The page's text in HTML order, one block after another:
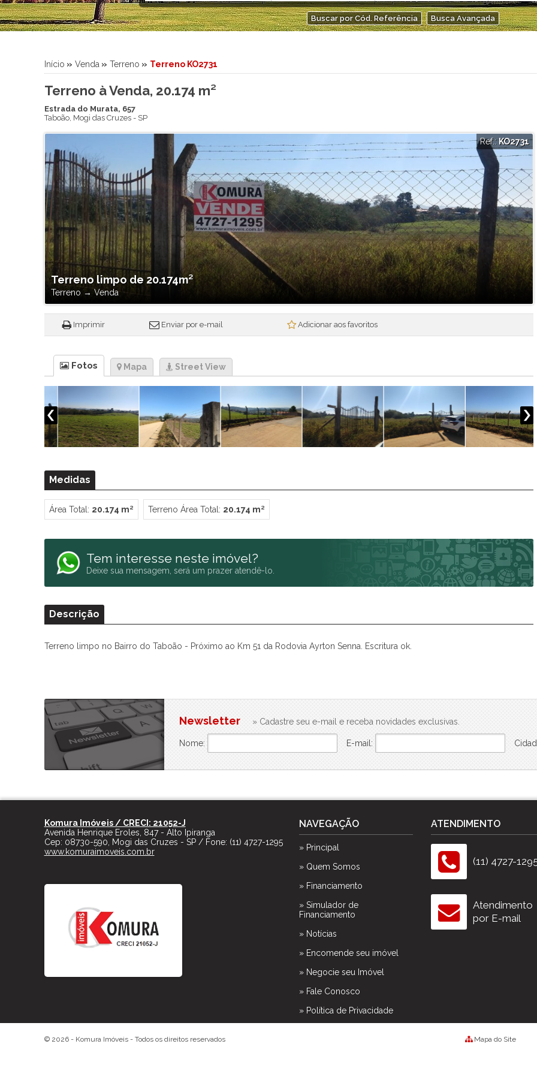
Sítio
Sobrado
Terreno em Condomínio
Condominio Privilege
Condomínio Real Park Vila Oliveira
Helbor Spazio Club
Helbor Varandas Ipoema
Lumiere Lifetime Home
Matisse
Milenium 1
Milennium II
Milennium III
Mogi Plaza
Morada Mineira
Mosaico da Serra
Mosaico Essence
Mosaico Horizontes
Praças Ipoema
Real Park - Mogi II
Recantos dos Pinheiros
Res. Smart Flat Hotel Residence
Summer Sun
Tulum
Vista Linda
Buscar por Cód. Referência Busca Avançada
Início » Venda » Terreno » Terreno KO2731
Terreno à Venda, 20.174 m²
Estrada do Murata, 657
Taboão, Mogi das Cruzes- SP
Terreno limpo de 20.174m²
Terreno → Venda
Ref.:KO2731
Imprimir Enviar por e-mail Adicionar aos favoritos
Fotos Mapa Street View
Medidas
Área Total: 20.174 m² Terreno Área Total: 20.174 m²
Tem interesse neste imóvel?
Deixe sua mensagem, será um prazer atendê-lo.
Descrição
Terreno limpo no Bairro do Taboão - Próximo ao Km 51 da Rodovia Ayrton Senna. Escritura ok.
Newsletter » Cadastre seu e-mail e receba novidades exclusivas.
Nome: E-mail:
Komura Imóveis / CRECI: 21052-J
Avenida Henrique Eroles, 847 - Alto Ipiranga
Cep: 08730-590 Mogi das Cruzes - SP/ Fone: (11) 4727-1295
www.komuraimoveis.com.br
NAVEGAÇÃO
» Principal
» Quem Somos
» Financiamento
» Simulador de
Financiamento
» Notícias
» Encomende seu imóvel
» Negocie seu Imóvel
» Fale Conosco
» Política de Privacidade
ATENDIMENTO
(11) 4727-
Atendimento
por E-mail
© 2026 - Komura Imóveis- Todos os direitos reservados Mapa do Site